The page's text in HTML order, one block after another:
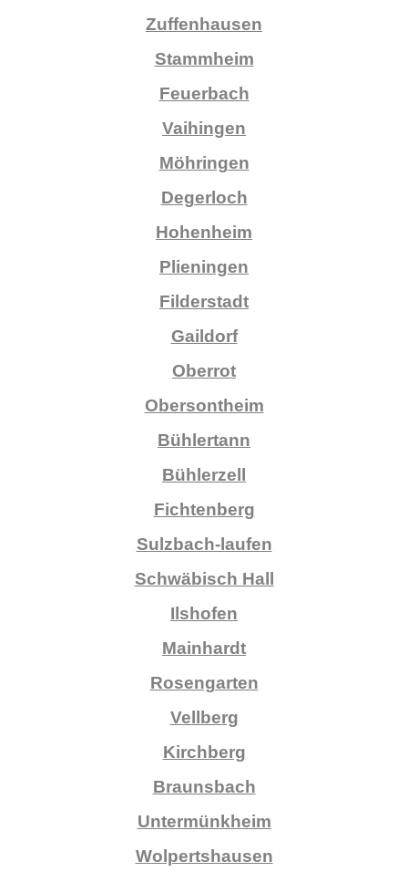
Zuffenhausen
Stammheim
Feuerbach
Vaihingen
Möhringen
Degerloch
Hohenheim
Plieningen
Filderstadt
Gaildorf
Oberrot
Obersontheim
Bühlertann
Bühlerzell
Fichtenberg
Sulzbach-laufen
Schwäbisch Hall
Ilshofen
Mainhardt
Rosengarten
Vellberg
Kirchberg
Braunsbach
Untermünkheim
Wolpertshausen